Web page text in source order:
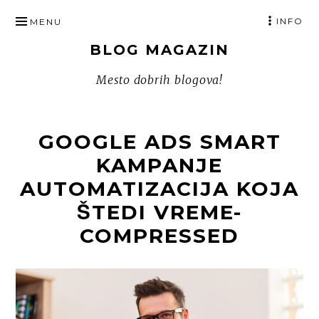
TO
BLOG MAGAZIN
Mesto dobrih blogova!
MENU INFO
GOOGLE ADS SMART
KAMPANJE
AUTOMATIZACIJA KOJA
ŠTEDI VREME-
COMPRESSED